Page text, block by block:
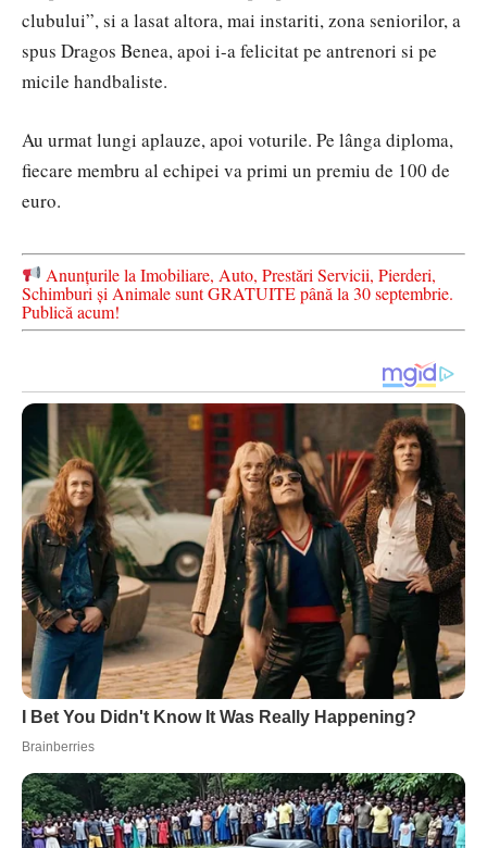
clubului”, si a lasat altora, mai instariti, zona seniorilor, a
spus Dragos Benea, apoi i-a felicitat pe antrenori si pe
micile handbaliste.
Au urmat lungi aplauze, apoi voturile. Pe lânga diploma,
fiecare membru al echipei va primi un premiu de 100 de
euro.
Anunțurile la Imobiliare, Auto, Prestări Servicii, Pierderi,
Schimburi și Animale sunt GRATUITE până la 30 septembrie.
Publică acum!